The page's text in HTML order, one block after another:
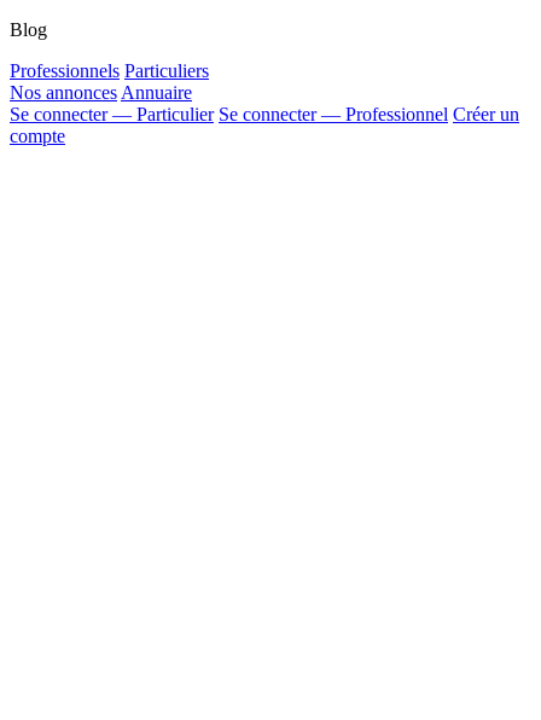
Blog
Professionnels Particuliers
Nos annonces Annuaire
Se connecter — Particulier Se connecter — Professionnel Créer un
compte